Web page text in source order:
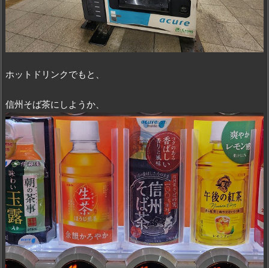
ホットドリンクでもと、
信州そば茶にしようか、